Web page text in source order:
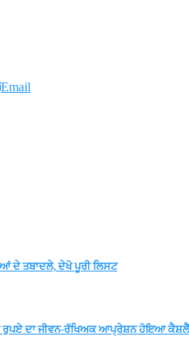
Email
ਦੇ ਤਬਾਦਲੇ, ਦੇਖੋ ਪੂਰੀ ਲਿਸਟ
ਰੁਪਏ ਦਾ ਜੀਵਨ-ਰੱਖਿਅਕ ਆਪ੍ਰੇਸ਼ਨ ਹੋਇਆ